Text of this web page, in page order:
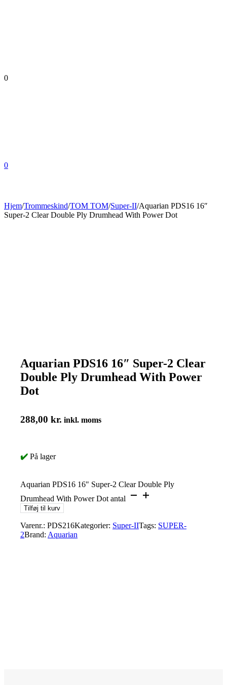
0
0
Hjem/Trommeskind/TOM TOM/Super-II/Aquarian PDS16 16″
Super-2 Clear Double Ply Drumhead With Power Dot
Aquarian PDS16 16″ Super-2 Clear
Double Ply Drumhead With Power
Dot
288,00 kr. inkl. moms
✔️ På lager
Aquarian PDS16 16" Super-2 Clear Double Ply
Drumhead With Power Dot antal
Tilføj til kurv
Varenr.: PDS216Kategorier: Super-IITags: SUPER-
2Brand: Aquarian